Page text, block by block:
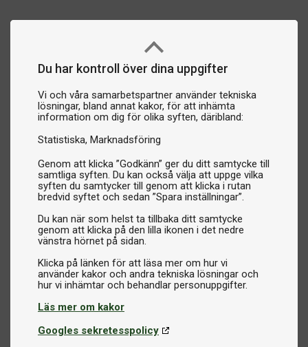
Du har kontroll över dina uppgifter
Vi och våra samarbetspartner använder tekniska
lösningar, bland annat kakor, för att inhämta
information om dig för olika syften, däribland:
Statistiska Marknadsföring
Genom att klicka ”Godkänn” ger du ditt samtycke till
samtliga syften. Du kan också välja att uppge vilka
syften du samtycker till genom att klicka i rutan
bredvid syftet och sedan ”Spara inställningar”.
Du kan när som helst ta tillbaka ditt samtycke
genom att klicka på den lilla ikonen i det nedre
vänstra hörnet på sidan.
Klicka på länken för att läsa mer om hur vi
använder kakor och andra tekniska lösningar och
Läs mer om kakor
Googles sekretesspolicy